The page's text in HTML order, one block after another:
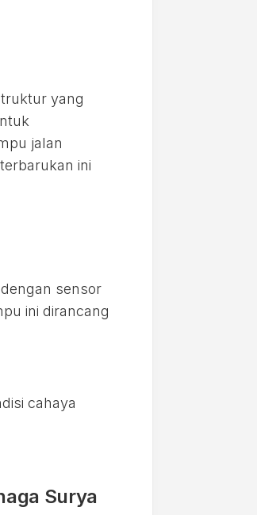
yang
jalan
ini
sensor
ini dirancang
cahaya
Surya